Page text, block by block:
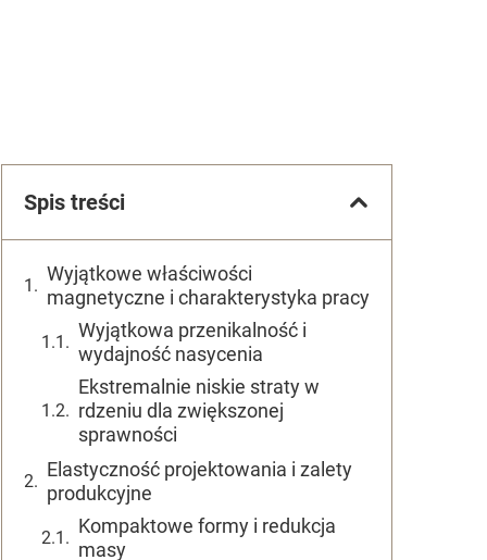
Spis treści
Wyjątkowe właściwości
magnetyczne i charakterystyka pracy
Wyjątkowa przenikalność i
wydajność nasycenia
Ekstremalnie niskie straty w
rdzeniu dla zwiększonej
sprawności
Elastyczność projektowania i zalety
produkcyjne
Kompaktowe formy i redukcja
masy